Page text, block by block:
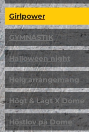
Girlpower
GYMNASTIK
Halloween night
Helg arrangemang
Högt & Lågt X Dome
Höstlov på Dome